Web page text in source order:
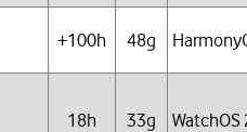
+100h 48g
18h 33g WatchOS